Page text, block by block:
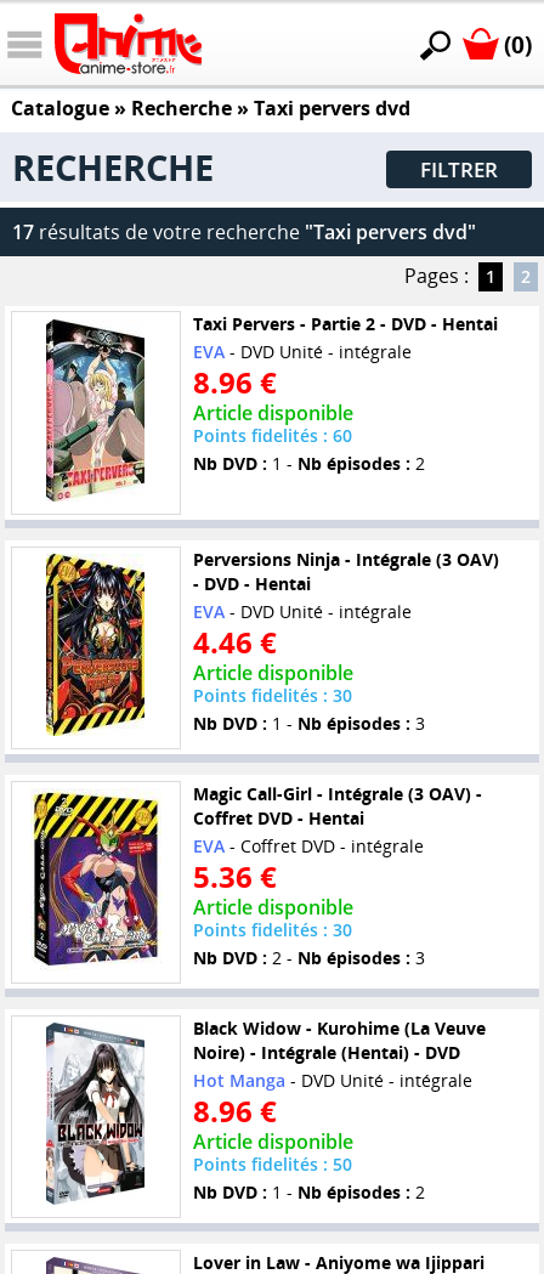
(0)
Catalogue» Recherche » Taxi pervers dvd
RECHERCHE FILTRER
17 résultats de votre recherche "Taxi pervers dvd"
Pages :
1 2
Taxi Pervers - Partie 2 - DVD - Hentai
EVA- DVD Unité - intégrale
8.96 €
Article disponible
Points fidelités : 60
Nb DVD : 1 - Nb épisodes : 2
Perversions Ninja - Intégrale (3 OAV)
- DVD - Hentai
EVA- DVD Unité - intégrale
4.46 €
Article disponible
Points fidelités : 30
Nb DVD : 1 - Nb épisodes : 3
Magic Call-Girl - Intégrale (3 OAV) -
Coffret DVD - Hentai
EVA- Coffret DVD - intégrale
5.36 €
Article disponible
Points fidelités : 30
Nb DVD : 2 - Nb épisodes : 3
Black Widow - Kurohime (La Veuve
Noire) - Intégrale (Hentai) - DVD
Hot Manga - DVD Unité - intégrale
8.96 €
Article disponible
Points fidelités : 50
Nb DVD : 1 - Nb épisodes : 2
Lover in Law - Aniyome wa Ijippari